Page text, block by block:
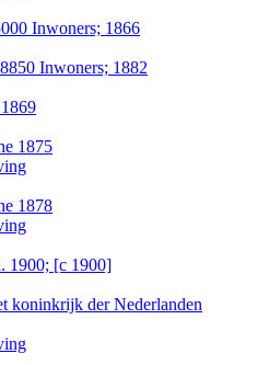
Inwoners; 1866
Inwoners; 1882
1875
1878
1900; [c 1900]
koninkrijk der Nederlanden